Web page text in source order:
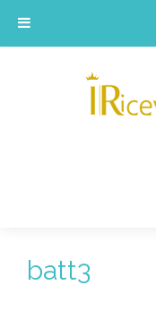
batt3